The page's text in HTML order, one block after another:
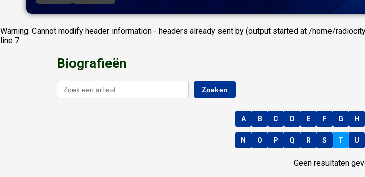
Warning: Cannot modify header information - headers already sent by (output started at /home/
line 7
Biografieën
Zoeken
A B C D E F G H
N O P Q R S T U
Geen resultaten